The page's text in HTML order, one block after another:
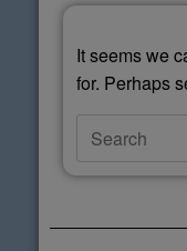
It seems we
for. Perhaps